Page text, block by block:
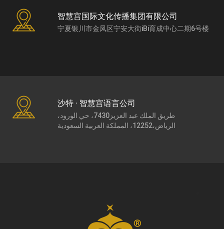
智慧宫国际文化传播集团有限公司
宁夏银川市金凤区宁安大街iBi育成中心二期6号楼
沙特 · 智慧宫语言公司
طريق الملك عبد العزيز7430، حي الورود،
الرياض،12252، المملكة العربية السعودية